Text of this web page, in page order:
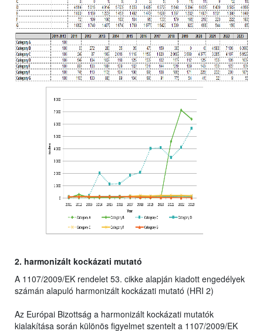
2. harmonizált kockázati mutató
A 1107/2009/EK rendelet 53. cikke alapján kiadott engedélyek
számán alapuló harmonizált kockázati mutató (HRI 2)
Az Európai Bizottság a harmonizált kockázati mutatók
kialakítása során különös figyelmet szentelt a 1107/2009/EK